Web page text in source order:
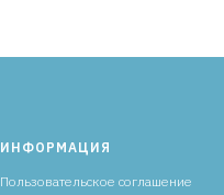
ИНФОРМАЦИЯ
Пользовательское соглашение